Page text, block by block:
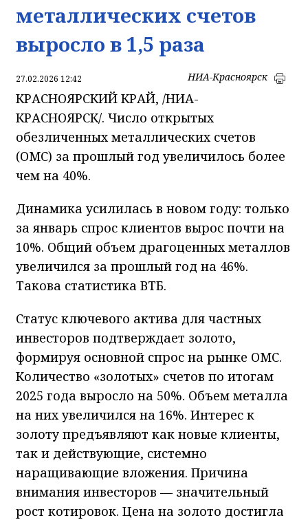
металлических счетов
выросло в 1,5 раза
27.02.2026 12:42 НИА-Красноярск
КРАСНОЯРСКИЙ КРАЙ, /НИА-
КРАСНОЯРСК/. Число открытых
обезличенных металлических счетов
(ОМС) за прошлый год увеличилось более
чем на 40%.
Динамика усилилась в новом году: только
за январь спрос клиентов вырос почти на
10%. Общий объем драгоценных металлов
увеличился за прошлый год на 46%.
Такова статистика ВТБ.
Статус ключевого актива для частных
инвесторов подтверждает золото,
формируя основной спрос на рынке ОМС.
Количество «золотых» счетов по итогам
2025 года выросло на 50%. Объем металла
на них увеличился на 16%. Интерес к
золоту предъявляют как новые клиенты,
так и действующие, системно
наращивающие вложения. Причина
внимания инвесторов — значительный
рост котировок. Цена на золото достигла